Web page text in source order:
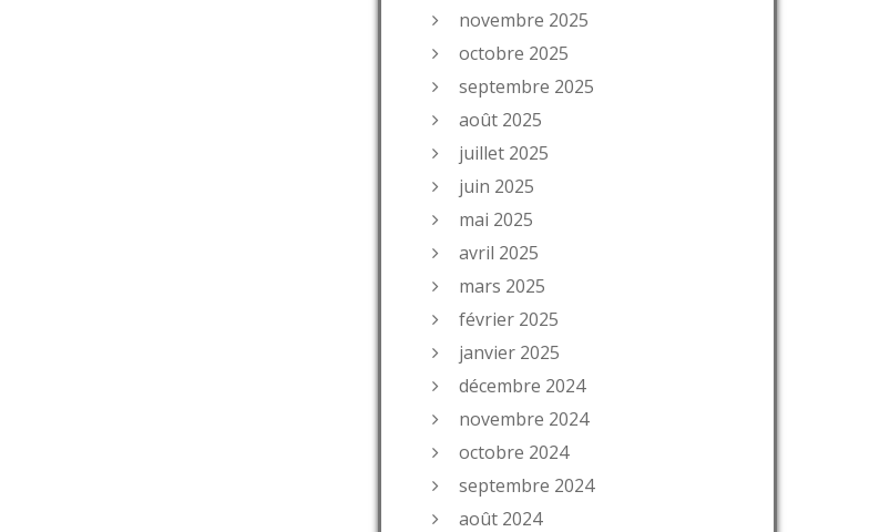
novembre 2025
octobre 2025
septembre 2025
août 2025
juillet 2025
juin 2025
mai 2025
avril 2025
mars 2025
février 2025
janvier 2025
décembre 2024
novembre 2024
octobre 2024
septembre 2024
août 2024